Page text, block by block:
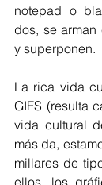
notepad o
dos, se
y superponen.
La rica vida
GIFS (resulta
vida cultural
más da,
millares de
ellos, los